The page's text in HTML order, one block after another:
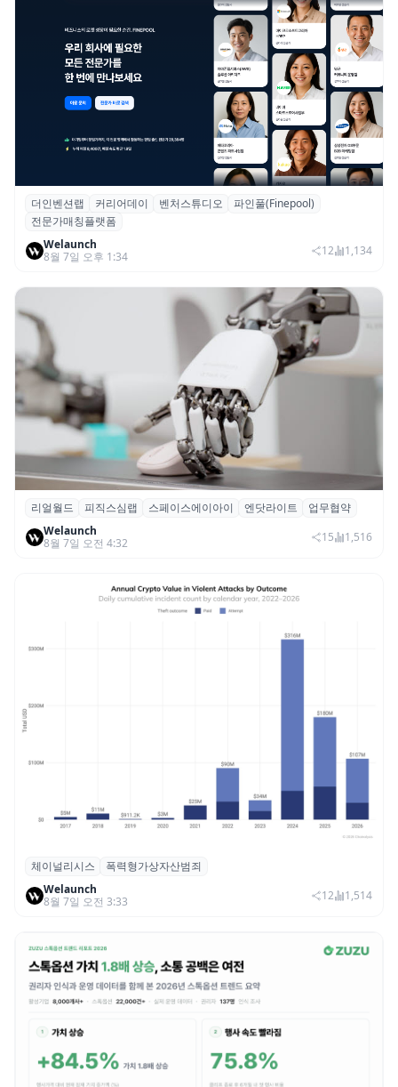
더인벤션랩·커리어데이, 스타트업 전문가 매
칭 플랫폼 ‘파인풀’ 출시
더인벤션랩 커리어데이 벤처스튜디오
파인풀(Finepool)
전문가매칭플랫폼
Welaunch
8월 7일 오후 1:34
12 1,134
리얼월드, 로봇테크 스타트업 3곳과 손잡고
휴머노이드 표준 만든다
리얼월드 피직스심랩 스페이스에이아이 엔닷라이트
업무협약
Welaunch
8월 7일 오전 4:32
15 1,516
체이널리시스 “가상자산 보유자 대상 폭력
범죄 증가…상반기 탈취액 3000만 달러 돌파
체이널리시스
폭력형가상자산범죄
Welaunch
8월 7일 오전 3:33
12 1,514